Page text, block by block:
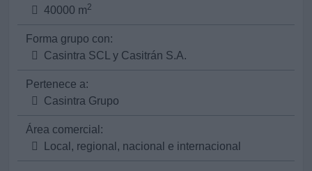
40000 m2
Forma grupo con:
Casintra SCL y Casitrán S.A.
Pertenece a:
Casintra Grupo
Área comercial:
Local, regional, nacional e internacional